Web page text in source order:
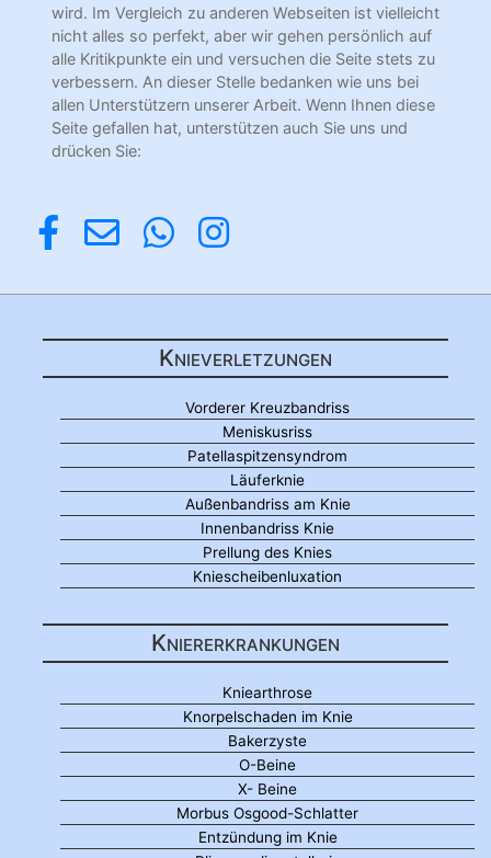
wird. Im Vergleich zu anderen Webseiten ist vielleicht
nicht alles so perfekt, aber wir gehen persönlich auf
alle Kritikpunkte ein und versuchen die Seite stets zu
verbessern. An dieser Stelle bedanken wie uns bei
allen Unterstützern unserer Arbeit. Wenn Ihnen diese
Seite gefallen hat, unterstützen auch Sie uns und
drücken Sie:
Knieverletzungen
Vorderer Kreuzbandriss
Meniskusriss
Patellaspitzensyndrom
Läuferknie
Außenbandriss am Knie
Innenbandriss Knie
Prellung des Knies
Kniescheibenluxation
Kniererkrankungen
Kniearthrose
Knorpelschaden im Knie
Bakerzyste
O-Beine
X- Beine
Morbus Osgood-Schlatter
Entzündung im Knie